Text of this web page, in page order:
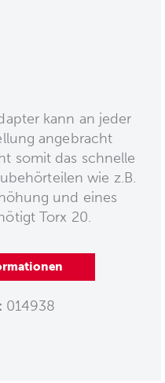
kann an jeder
angebracht
somit das schnelle
wie z.B.
und eines
Torx 20.
014938